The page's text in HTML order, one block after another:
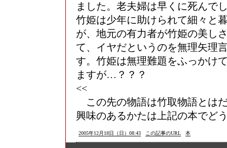
ました。老夫婦は早くに死んで
竹姫は少年に助けられて細々と
が、地元の有力者が竹姫の美し
て、イヤだというのを無理矢理
す。竹姫は無理難題をふっかけ
ますが…？？？
<<
この先の物語は竹取物語とは
興味のあるかたは上記の本でど
2005年12月18日（日）08:43 この記事のURL 本